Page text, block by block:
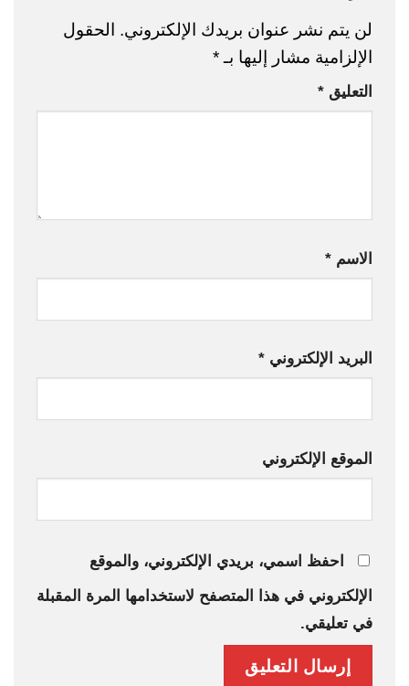
لن يتم نشر عنوان بريدك الإلكتروني. الحقول
الإلزامية مشار إليها بـ*
التعليق *
الاسم *
البريد الإلكتروني *
الموقع الإلكتروني
احفظ اسمي، بريدي الإلكتروني، والموقع
الإلكتروني في هذا المتصفح لاستخدامها المرة المقبلة
في تعليقي.